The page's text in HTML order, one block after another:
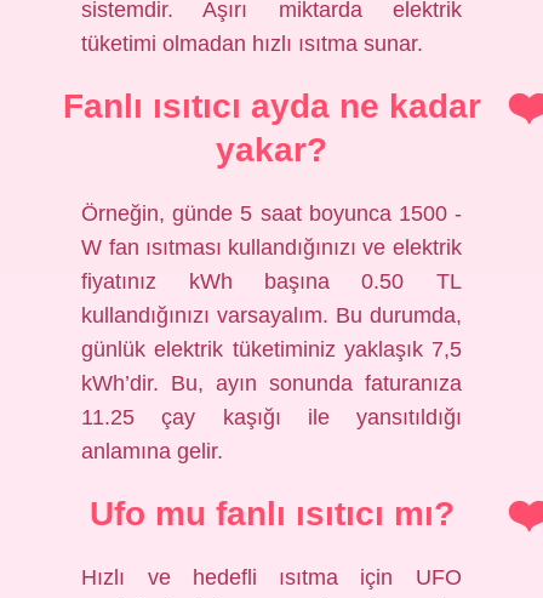
sistemdir. Aşırı miktarda elektrik
tüketimi olmadan hızlı ısıtma sunar.
Fanlı ısıtıcı ayda ne kadar
yakar?
Örneğin, günde 5 saat boyunca 1500 -
W fan ısıtması kullandığınızı ve elektrik
fiyatınız kWh başına 0.50 TL
kullandığınızı varsayalım. Bu durumda,
günlük elektrik tüketiminiz yaklaşık 7,5
kWh’dir. Bu, ayın sonunda faturanıza
11.25 çay kaşığı ile yansıtıldığı
anlamına gelir.
Ufo mu fanlı ısıtıcı mı?
Hızlı ve hedefli ısıtma için UFO